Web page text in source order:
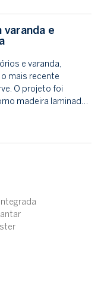
e
e varanda,
mais recente
O projeto foi
madeira laminad…